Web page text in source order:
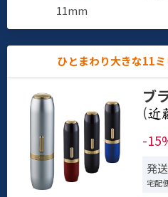
11mm
ひとまわり大きな11ミ
ブ
(
-
発
宅配